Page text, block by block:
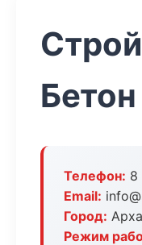
Телефон: 8
Email:
Город:
Режим